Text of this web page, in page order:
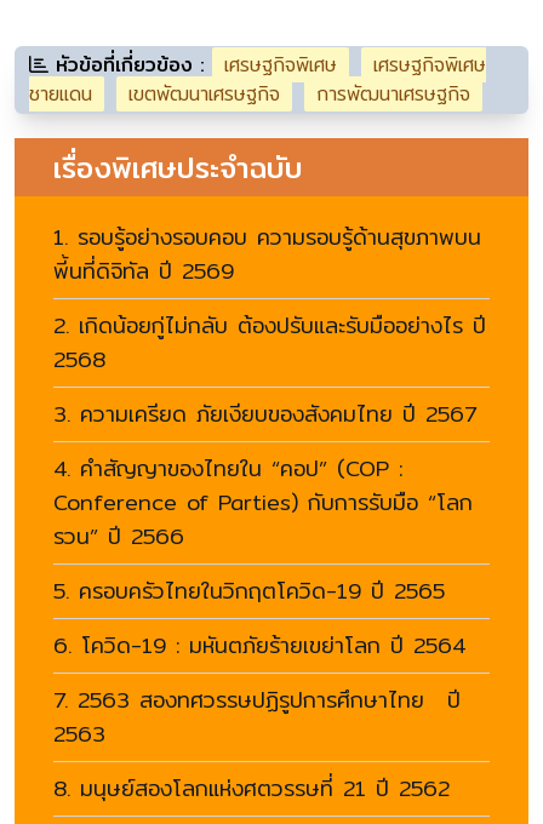
หัวข้อที่เกี่ยวข้อง : เศรษฐกิจพิเศษ
เศรษฐกิจพิเศษ
ชายแดน
เขตพัฒนาเศรษฐกิจ การพัฒนาเศรษฐกิจ
เรื่องพิเศษประจำฉบับ
1. รอบรู้อย่างรอบคอบ ความรอบรู้ด้านสุขภาพบน
พี้นที่ดิจิทัล ปี 2569
2. เกิดน้อยกู่ไม่กลับ ต้องปรับและรับมืออย่างไร ปี
2568
3. ความเครียด ภัยเงียบของสังคมไทย ปี 2567
4. คำสัญญาของไทยใน “คอป” (COP :
Conference of Parties) กับการรับมือ “โลก
รวน” ปี 2566
5. ครอบครัวไทยในวิกฤตโควิด-19 ปี 2565
6. โควิด-19 : มหันตภัยร้ายเขย่าโลก ปี 2564
7. 2563 สองทศวรรษปฏิรูปการศึกษาไทย ปี
2563
8. มนุษย์สองโลกแห่งศตวรรษที่ 21 ปี 2562